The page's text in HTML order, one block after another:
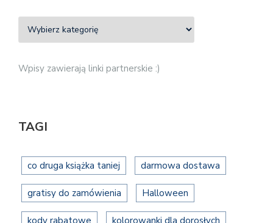
Wpisy zawierają linki partnerskie :)
TAGI
co druga książka taniej darmowa dostawa
gratisy do zamówienia Halloween